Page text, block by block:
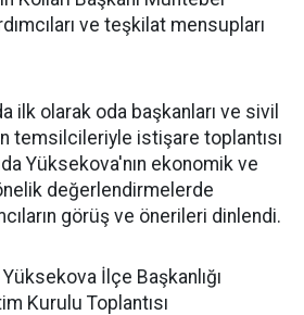
ve teşkilat mensupları
ilk olarak oda başkanları ve sivil
temsilcileriyle istişare toplantısı
Yüksekova'nın ekonomik ve
değerlendirmelerde
görüş ve önerileri dinlendi.
İlçe Başkanlığı
Kurulu Toplantısı